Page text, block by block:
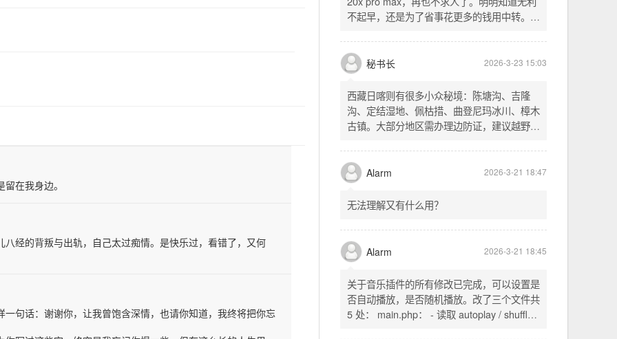
在我身边。
经的背叛与出轨，自己太过痴情。是快乐过，看错了，又何
句话：谢谢你，让我曾饱含深情，也请你知道，我终将把你忘
秘书长 2026-4-6 23:50
用 Claude 十几个月，终于用上自己的号了。
20x pro max，再也不求人了。明明知道无利
不起早，还是为了省事花更多的钱用中转。链
SSH 用 gost 做 HTTP+SOCKS 转换才能用
多 Agent。配置麻烦了点，设定好了后直接任
意 IP 进行 SSH 登录。畅用，值得纪念。
秘书长 2026-3-23 15:03
西藏日喀则有很多小众秘境：陈塘沟、吉隆
沟、定结湿地、佩枯措、曲登尼玛冰川、樟木
古镇。大部分地区需办理边防证，建议越野
经吉隆口岸前往加德满都，沿途风景绝美。
Alarm
无法理解又有什么用？
Alarm 2026-3-21 18:45